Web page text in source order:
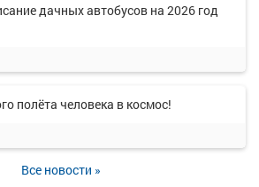
дачных автобусов на 2026 год
полёта человека в космос!
Все новости »